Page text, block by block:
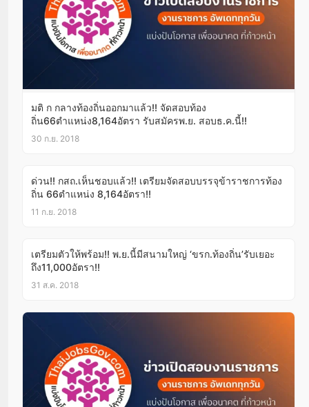
มติ ก กลางท้องถิ่นออกมาแล้ว!! จัดสอบท้อง
ถิ่น66ตำแหน่ง8,164อัตรา รับสมัครพ.ย. สอบธ.ค.นี้!!
30 ก.ย. 2018
ด่วน!! กสถ.เห็นชอบแล้ว!! เตรียมจัดสอบบรรจุข้าราชการท้อง
ถิ่น 66ตำแหน่ง 8,164อัตรา!!
11 ก.ย. 2018
เตรียมตัวให้พร้อม!! พ.ย.นี้มีสนามใหญ่ ‘ขรก.ท้องถิ่น’รับเยอะ
ถึง11,000อัตรา!!
31 ส.ค. 2018